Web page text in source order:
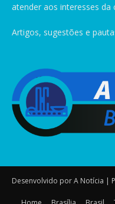
atender aos interesses da
Artigos, sugestões e
Desenvolvido por A Notícia |